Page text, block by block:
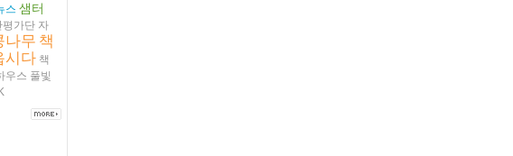
스 샘터
평가단 자
나무 책
시다 책
우스 풀빛